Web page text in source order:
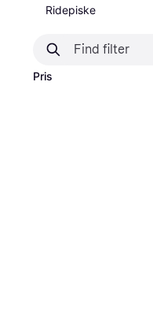
Ridepiske
Pris